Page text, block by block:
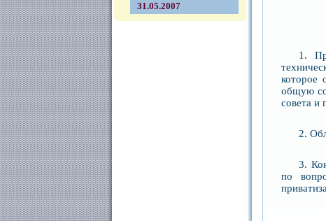
31.05.2007
1.
которое
общую
совета и
2.
3.
по